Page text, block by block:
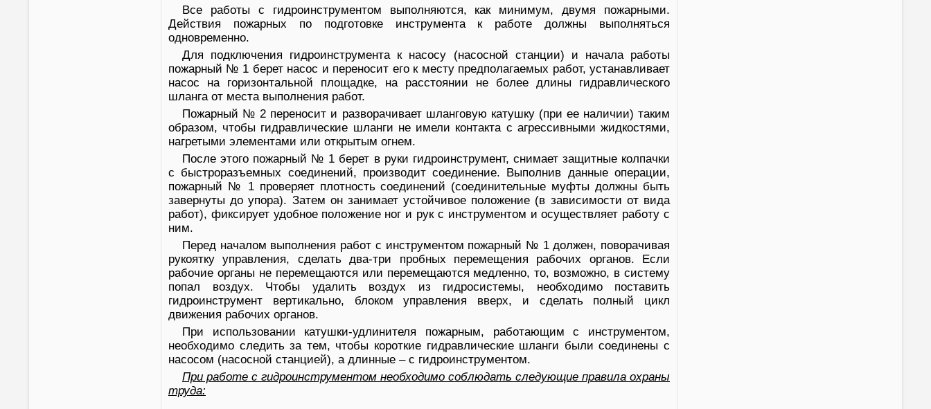
Все работы с гидроинструментом выполняются, как минимум, двумя пожарными.
Действия пожарных по подготовке инструмента к работе должны выполняться
одновременно.
Для подключения гидроинструмента к насосу (насосной станции) и начала работы
пожарный № 1 берет насос и переносит его к месту предполагаемых работ, устанавливает
насос на горизонтальной площадке, на расстоянии не более длины гидравлического
шланга от места выполнения работ.
Пожарный № 2 переносит и разворачивает шланговую катушку (при ее наличии) таким
образом, чтобы гидравлические шланги не имели контакта с агрессивными жидкостями,
нагретыми элементами или открытым огнем.
После этого пожарный № 1 берет в руки гидроинструмент, снимает защитные колпачки
с быстроразъемных соединений, производит соединение. Выполнив данные операции,
пожарный № 1 проверяет плотность соединений (соединительные муфты должны быть
завернуты до упора). Затем он занимает устойчивое положение (в зависимости от вида
работ), фиксирует удобное положение ног и рук с инструментом и осуществляет работу с
ним.
Перед началом выполнения работ с инструментом пожарный № 1 должен, поворачивая
рукоятку управления, сделать два-три пробных перемещения рабочих органов. Если
рабочие органы не перемещаются или перемещаются медленно, то, возможно, в систему
попал воздух. Чтобы удалить воздух из гидросистемы, необходимо поставить
гидроинструмент вертикально, блоком управления вверх, и сделать полный цикл
движения рабочих органов.
При использовании катушки-удлинителя пожарным, работающим с инструментом,
необходимо следить за тем, чтобы короткие гидравлические шланги были соединены с
насосом (насосной станцией), а длинные – с гидроинструментом.
При работе с гидроинструментом необходимо соблюдать следующие правила охраны
труда: